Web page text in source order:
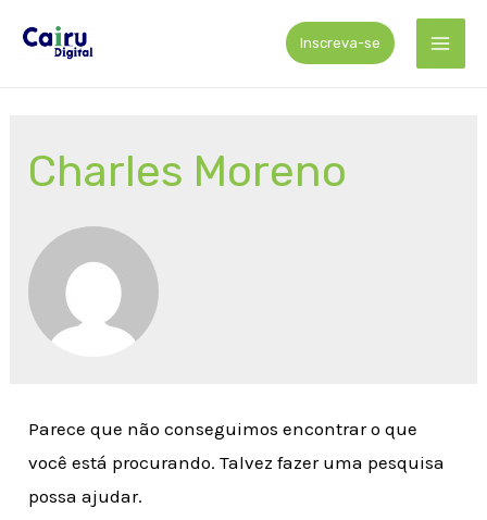
para
Inscreva-se
Charles Moreno
Parece que não conseguimos encontrar o que
você está procurando. Talvez fazer uma pesquisa
possa ajudar.